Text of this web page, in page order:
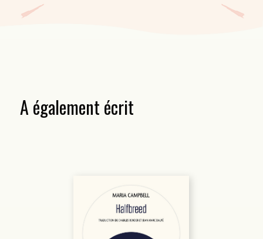
A également écrit